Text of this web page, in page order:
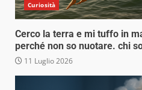
Curiosità
Cerco la terra e mi tuffo in
perché non so nuotare. chi
11 Luglio 2026